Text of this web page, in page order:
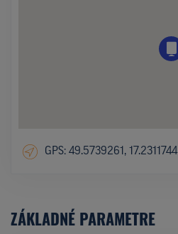
GPS: 49.5739261, 17.2311744
ZÁKLADNÉ PARAMETRE